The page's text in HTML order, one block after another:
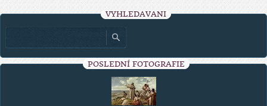
VYHLEDÁVÁNÍ
POSLEDNÍ FOTOGRAFIE